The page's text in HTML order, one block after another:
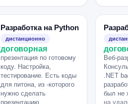
писать
и
Rails; *
*
и
Все
с
что
сборки.
Разработка на Python
дистанционно
договорная
презентация по готовому
коду. Настройка,
тестирование. Есть коды
для питона, из -которого
нужно сделать
презентацию.
Веб-
.NET
был не
на